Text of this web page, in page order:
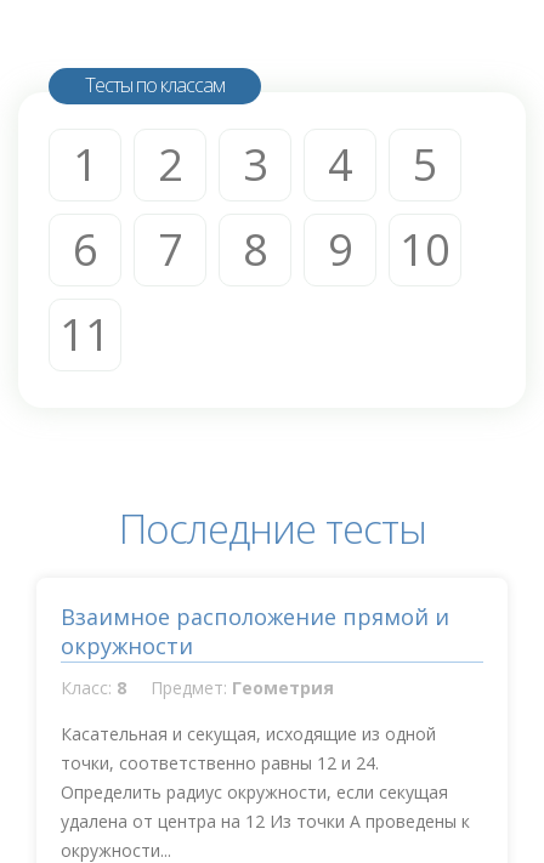
Тесты по классам
1 2 3 4
5
6
7 8 9
10
11
Последние тесты
Взаимное расположение прямой и
окружности
Класс: 8 Предмет: Геометрия
Касательная и секущая, исходящие из одной
точки, соответственно равны 12 и 24.
Определить радиус окружности, если секущая
удалена от центра на 12 Из точки А проведены к
окружности...